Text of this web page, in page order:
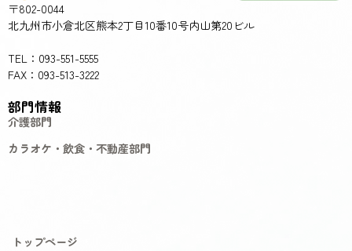
〒802-0044
北九州市小倉北区熊本2丁目10番10号内山第20ビル
TEL：093-551-5555
FAX：093-513-3222
部門情報
介護部門
カラオケ・飲食・不動産部門
トップページ